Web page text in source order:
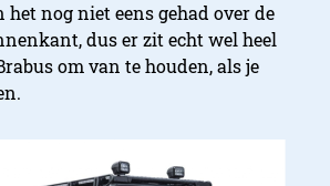
het nog niet eens gehad over de
dus er zit echt wel heel
om van te houden, als je